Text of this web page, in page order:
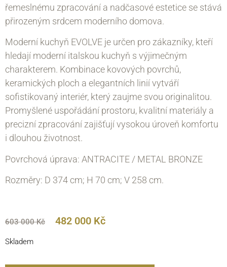
řemeslnému zpracování a nadčasové estetice se stává
přirozeným srdcem moderního domova.
Moderní kuchyň EVOLVE je určen pro zákazníky, kteří
hledají moderní italskou kuchyň s výjimečným
charakterem. Kombinace kovových povrchů,
keramických ploch a elegantních linií vytváří
sofistikovaný interiér, který zaujme svou originalitou.
Promyšlené uspořádání prostoru, kvalitní materiály a
precizní zpracování zajišťují vysokou úroveň komfortu
i dlouhou životnost.
Povrchová úprava: ANTRACITE / METAL BRONZE
Rozměry: D 374 cm; H 70 cm; V 258 cm.
603 000Kč 482 000 Kč
Skladem